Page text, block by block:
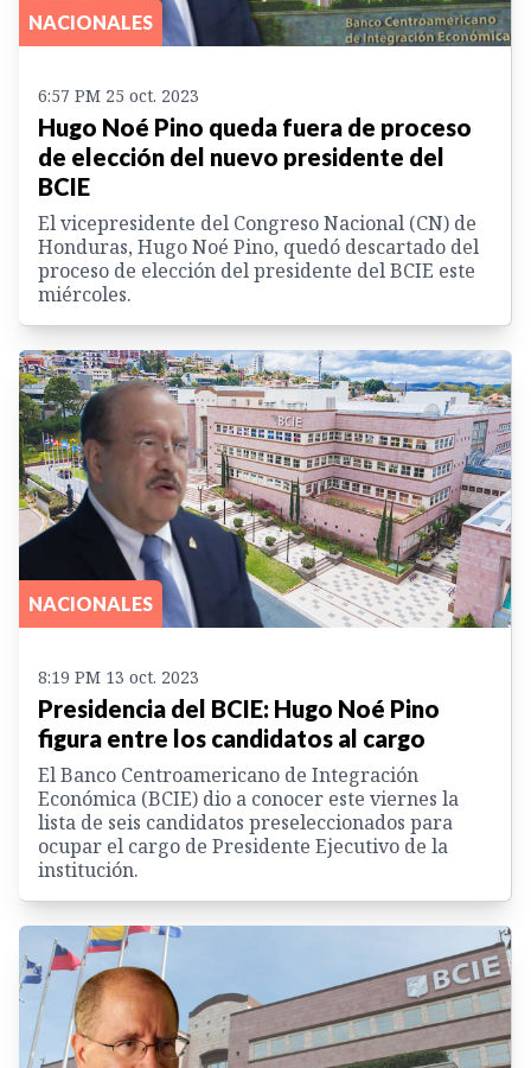
NACIONALES
6:57 PM 25 oct. 2023
Hugo Noé Pino queda fuera de proceso
de elección del nuevo presidente del
BCIE
El vicepresidente del Congreso Nacional (CN) de
Honduras, Hugo Noé Pino, quedó descartado del
proceso de elección del presidente del BCIE este
miércoles.
NACIONALES
8:19 PM 13 oct. 2023
Presidencia del BCIE: Hugo Noé Pino
figura entre los candidatos al cargo
El Banco Centroamericano de Integración
Económica (BCIE) dio a conocer este viernes la
lista de seis candidatos preseleccionados para
ocupar el cargo de Presidente Ejecutivo de la
institución.